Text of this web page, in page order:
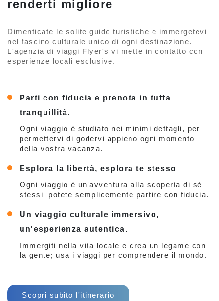
renderti migliore
Dimenticate le solite guide turistiche e immergetevi
nel fascino culturale unico di ogni destinazione.
L'agenzia di viaggi Flyer's vi mette in contatto con
esperienze locali esclusive.
Parti con fiducia e prenota in tutta
tranquillità.
Ogni viaggio è studiato nei minimi dettagli, per
permettervi di godervi appieno ogni momento
della vostra vacanza.
Esplora la libertà, esplora te stesso
Ogni viaggio è un'avventura alla scoperta di sé
stessi; potete semplicemente partire con fiducia.
Un viaggio culturale immersivo,
un'esperienza autentica.
Immergiti nella vita locale e crea un legame con
la gente; usa i viaggi per comprendere il mondo.
Scopri subito l'itinerario